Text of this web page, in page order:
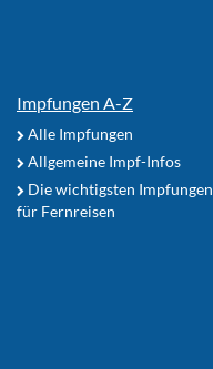
Impfungen A-Z
Alle Impfungen
Allgemeine Impf-Infos
Die wichtigsten Impfungen
für Fernreisen